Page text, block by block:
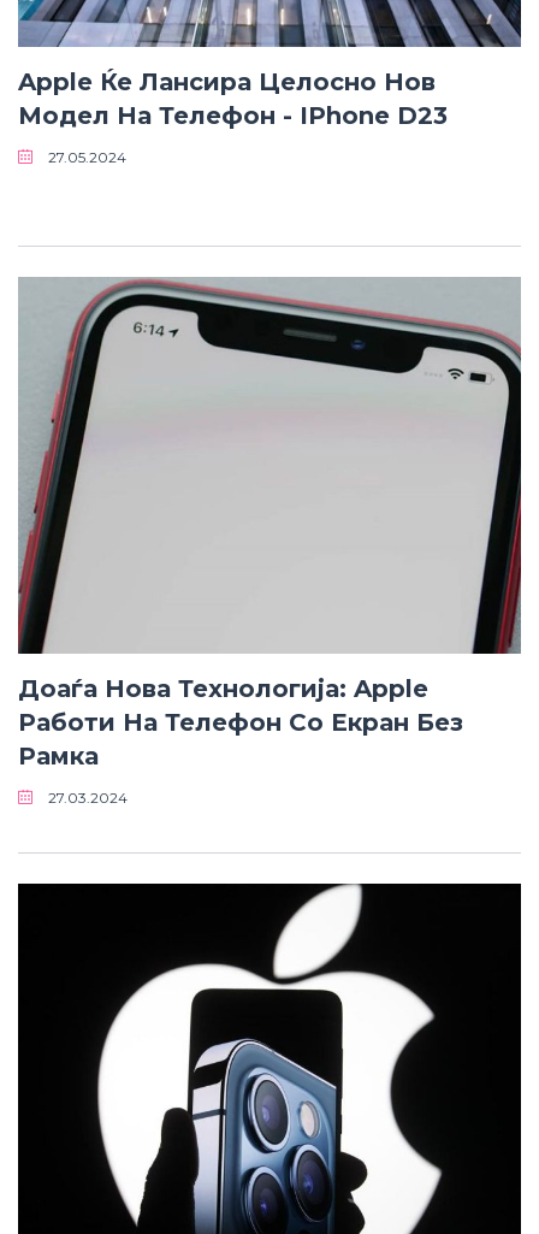
Apple Ќе Лансира Целосно Нов
Модел На Телефон - IPhone D23
27.05.2024
Доаѓа Нова Технологија: Apple
Работи На Телефон Со Екран Без
Рамка
27.03.2024
• Xiaomi
РЕМЕНИ ЗА ЧАСОВНИК
• Apple watch
• Останато
PLAYSTATION
AIRTAGS
ПРОЕКТОРИ